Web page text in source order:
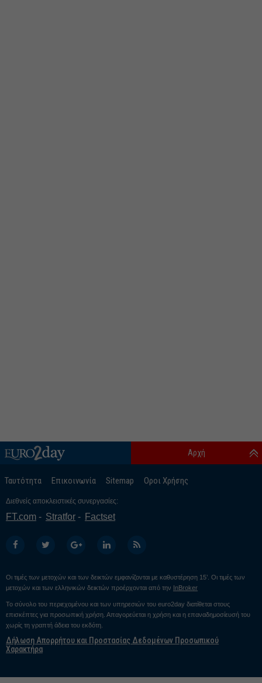
Ταυτότητα Επικοινωνία Sitemap Οροι Χρήσης
Αρχή
Διεθνείς αποκλειστικές συνεργασίες:
FT.com Stratfor Factset
Οι τιμές των μετοχών και των δεικτών εμφανίζονται με καθυστέρηση 15’. Οι τιμές των
μετοχών και των ελληνικών δεικτών προέρχονται από την InBroker
Το σύνολο του περιεχομένου και των υπηρεσιών του euro2day διατίθεται στους
επισκέπτες για προσωπική χρήση. Απαγορεύεται η χρήση και η επαναδημοσίευσή του
χωρίς τη γραπτή άδεια του εκδότη.
Δήλωση Απορρήτου και Προστασίας Δεδομένων Προσωπικού
Χαρακτήρα